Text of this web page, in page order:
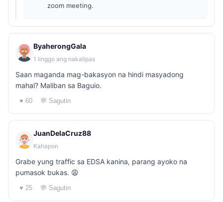
zoom meeting.
ByaherongGala
1 linggo ang nakalipas
Saan maganda mag-bakasyon na hindi masyadong
mahal? Maliban sa Baguio.
♥ 60 💬 Sagutin
JuanDelaCruz88
Kahapon
Grabe yung traffic sa EDSA kanina, parang ayoko na
pumasok bukas. 😩
♥ 25 💬 Sagutin